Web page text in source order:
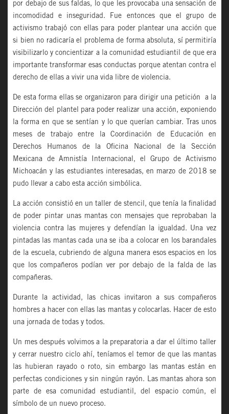
por debajo de sus faldas, lo que les provocaba una sensación de
incomodidad e inseguridad. Fue entonces que el grupo de
activismo trabajó con ellas para poder plantear una acción que
si bien no radicaría el problema de forma absoluta, sí permitiría
visibilizarlo y concientizar a la comunidad estudiantil de que era
importante transformar esas conductas porque atentan contra el
derecho de ellas a vivir una vida libre de violencia.
De esta forma ellas se organizaron para dirigir una petición a la
Dirección del plantel para poder realizar una acción, exponiendo
la forma en que se sentían y lo que querían cambiar. Tras unos
meses de trabajo entre la Coordinación de Educación en
Derechos Humanos de la Oficina Nacional de la Sección
Mexicana de Amnistía Internacional, el Grupo de Activismo
Michoacán y las estudiantes interesadas, en marzo de 2018 se
pudo llevar a cabo esta acción simbólica.
La acción consistió en un taller de stencil, que tenía la finalidad
de poder pintar unas mantas con mensajes que reprobaban la
violencia contra las mujeres y defendían la igualdad. Una vez
pintadas las mantas cada una se iba a colocar en los barandales
de la escuela, cubriendo de alguna manera esos espacios en los
que los compañeros podían ver por debajo de la falda de las
compañeras.
Durante la actividad, las chicas invitaron a sus compañeros
hombres a hacer con ellas las mantas y colocarlas. Hacer de esto
una jornada de todas y todos.
Un mes después volvimos a la preparatoria a dar el último taller
y cerrar nuestro ciclo ahí, teníamos el temor de que las mantas
las hubieran rayado o roto, sin embargo las mantas están en
perfectas condiciones y sin ningún rayón. Las mantas ahora son
parte de esa comunidad estudiantil, del espacio común, el
símbolo de un nuevo proceso.